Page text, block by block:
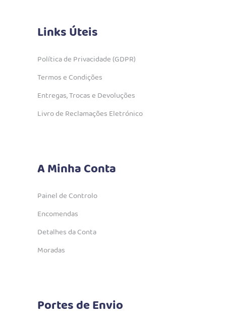
Links Úteis
Política de Privacidade (GDPR)
Termos e Condições
Entregas, Trocas e Devoluções
Livro de Reclamações Eletrónico
A Minha Conta
Painel de Controlo
Encomendas
Detalhes da Conta
Moradas
Portes de Envio